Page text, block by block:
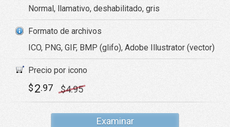
Normal, llamativo, deshabilitado, gris
Formato de archivos
ICO, PNG, GIF, BMP (glifo), Adobe Illustrator (vector)
Precio por icono
$2.97 $4.95
Examinar